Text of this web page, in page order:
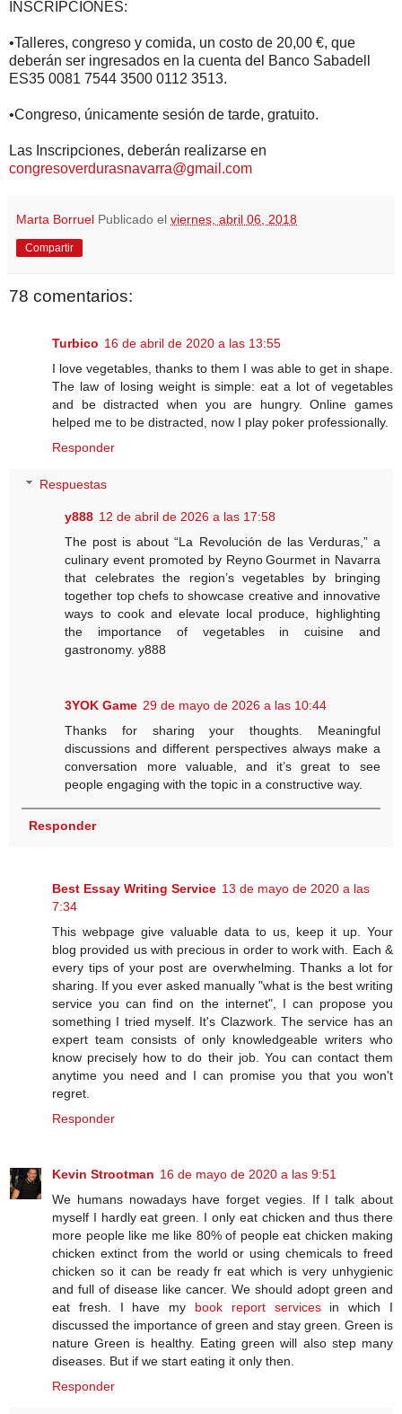
INSCRIPCIONES:
•Talleres, congreso y comida, un costo de 20,00 €, que
deberán ser ingresados en la cuenta del Banco Sabadell
ES35 0081 7544 3500 0112 3513.
•Congreso, únicamente sesión de tarde, gratuito.
Las Inscripciones, deberán realizarse en
congresoverdurasnavarra@gmail.com
Marta Borruel Publicado el viernes, abril 06, 2018
Compartir
78 comentarios:
Turbico 16 de abril de 2020 a las 13:55
I love vegetables, thanks to them I was able to get in shape.
The law of losing weight is simple: eat a lot of vegetables
and be distracted when you are hungry. Online games
helped me to be distracted, now I play poker professionally.
Responder
Respuestas
y888 12 de abril de 2026 a las 17:58
The post is about “La Revolución de las Verduras,” a
culinary event promoted by Reyno Gourmet in Navarra
that celebrates the region’s vegetables by bringing
together top chefs to showcase creative and innovative
ways to cook and elevate local produce, highlighting
the importance of vegetables in cuisine and
gastronomy. y888
3YOK Game 29 de mayo de 2026 a las 10:44
Thanks for sharing your thoughts. Meaningful
discussions and different perspectives always make a
conversation more valuable, and it’s great to see
people engaging with the topic in a constructive way.
Responder
Best Essay Writing Service 13 de mayo de 2020 a las
7:34
This webpage give valuable data to us, keep it up. Your
blog provided us with precious in order to work with. Each &
every tips of your post are overwhelming. Thanks a lot for
sharing. If you ever asked manually "what is the best writing
service you can find on the internet", I can propose you
something I tried myself. It's Clazwork. The service has an
expert team consists of only knowledgeable writers who
know precisely how to do their job. You can contact them
anytime you need and I can promise you that you won't
regret.
Responder
Kevin Strootman 16 de mayo de 2020 a las 9:51
We humans nowadays have forget vegies. If I talk about
myself I hardly eat green. I only eat chicken and thus there
more people like me like 80% of people eat chicken making
chicken extinct from the world or using chemicals to freed
chicken so it can be ready fr eat which is very unhygienic
and full of disease like cancer. We should adopt green and
eat fresh. I have my book report servicesin which I
discussed the importance of green and stay green. Green is
nature Green is healthy. Eating green will also step many
diseases. But if we start eating it only then.
Responder